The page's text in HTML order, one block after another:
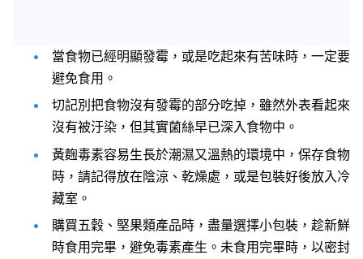
當食物已經明顯發霉，或是吃起來有苦味時，一定要
避免食用。
切記別把食物沒有發霉的部分吃掉，雖然外表看起來
沒有被汙染，但其實菌絲早已深入食物中。
黃麴毒素容易生長於潮濕又溫熱的環境中，保存食物
時，請記得放在陰涼、乾燥處，或是包裝好後放入冷
藏室。
購買五穀、堅果類產品時，盡量選擇小包裝，趁新鮮
時食用完畢，避免毒素產生。未食用完畢時，以密封